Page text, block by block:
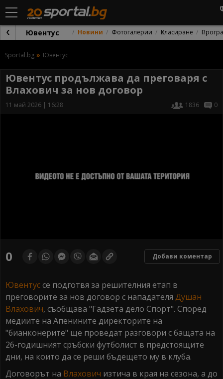
Ювентус Новини Фотогалерии Класиране
Sportal.bg Ювентус
Ювентус продължава да преговаря с
Влахович за нов договор
11 май 2026 | 16:28 1836 0
of0 Добави коментар
Ювентуссе подготвя за решителния етап в
преговорите за нов договор с нападателя Душан
Влахович, съобщава "Гадзета дело Спорт". Според
медиите на Апенините директорите на
"бианконерите" ще проведат разговори с бащата на
26-годишният сръбски футболист в предстоящите
дни, на които да се реши бъдещето му в клуба.
Договорът на Влахович изтича в края на сезона, а до